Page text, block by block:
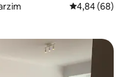
4,84 de uma
4,84 (68)